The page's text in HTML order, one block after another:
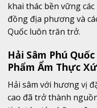
khai thác bền vững
đồng địa phương và
Quốc luôn trăn trở.
Hải Sâm Phú
Phẩm Ẩm Thực
Hải sâm với hương vị
cao đã trở thành